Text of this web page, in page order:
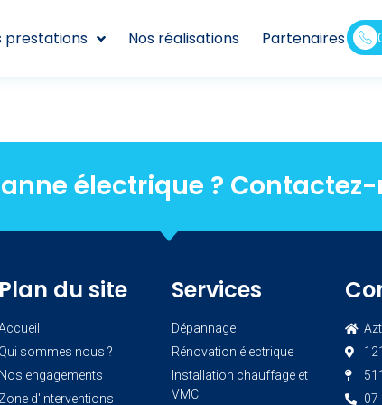
prestations Nos réalisations Partenaires
électrique ?
Plan du site
Qui sommes nous ?
Nos engagements
Zone d'interventions
Services
Dépannage
Rénovation électrique
Installation chauffage et
VMC
07